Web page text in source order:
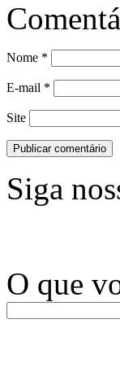
Nome *
E-mail *
Site
Siga
O que